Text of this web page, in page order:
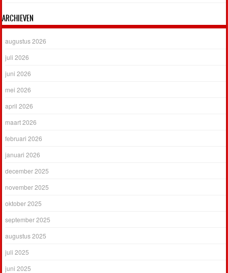
ARCHIEVEN
augustus 2026
juli 2026
juni 2026
mei 2026
april 2026
maart 2026
februari 2026
januari 2026
december 2025
november 2025
oktober 2025
september 2025
augustus 2025
juli 2025
juni 2025